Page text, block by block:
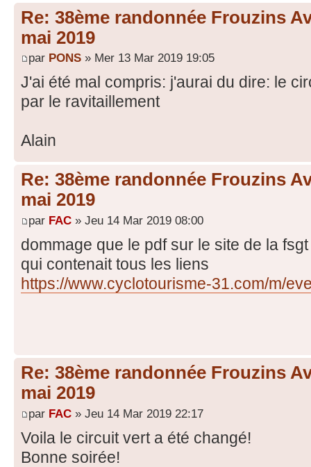
Re: 38ème randonnée Frouzins
mai 2019
par PONS » Mer 13 Mar 2019 19:05
J'ai été mal compris: j'aurai du dire: le
par le ravitaillement
Alain
Re: 38ème randonnée Frouzins
mai 2019
par FAC » Jeu 14 Mar 2019 08:00
dommage que le pdf sur le site de la
qui contenait tous les liens
https://www.cyclotourisme-31.com/m/
Re: 38ème randonnée Frouzins
mai 2019
par FAC » Jeu 14 Mar 2019 22:17
Voila le circuit vert a été changé!
Bonne soirée!